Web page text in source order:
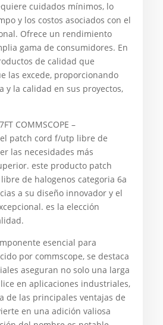
cuidados mínimos, lo
y los costos asociados con el
Ofrece un rendimiento
gama de consumidores. En
de calidad que
las excede, proporcionando
y la calidad en sus proyectos,
COMMSCOPE –
patch cord f/utp libre de
las necesidades más
este producto patch
de halogenos categoria 6a
a su diseño innovador y el
es la elección
esencial para
por commscope, se destaca
aseguran no solo una larga
en aplicaciones industriales,
de las principales ventajas de
en una adición valiosa